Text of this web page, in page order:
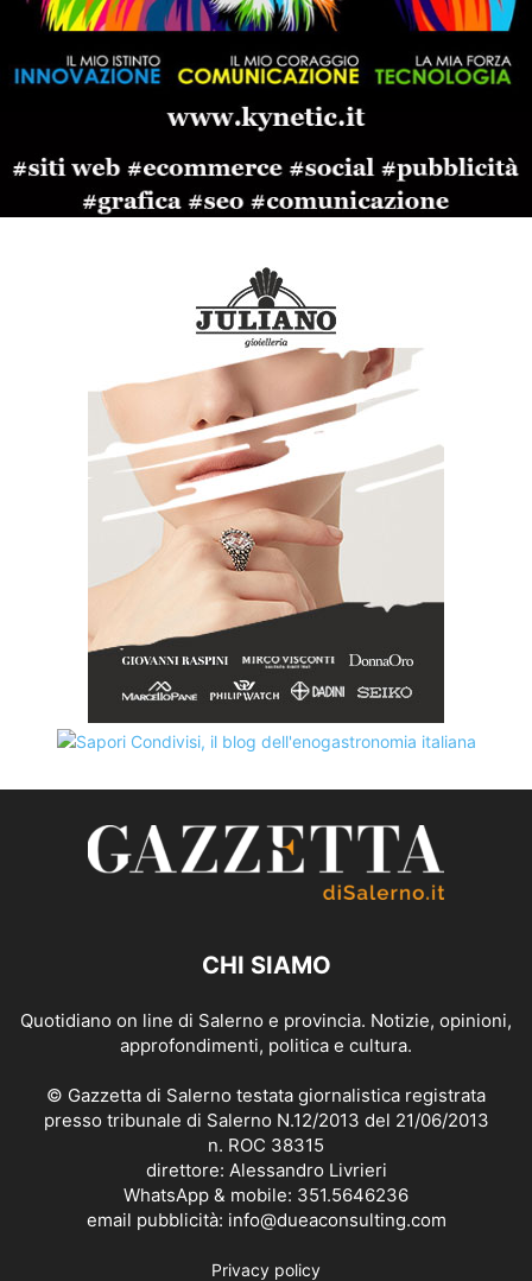
CHI SIAMO
Quotidiano on line di Salerno e provincia. Notizie, opinioni,
approfondimenti, politica e cultura.
© Gazzetta di Salerno testata giornalistica registrata
presso tribunale di Salerno N.12/2013 del 21/06/2013
n. ROC 38315
direttore: Alessandro Livrieri
WhatsApp & mobile: 351.5646236
email pubblicità: info@dueaconsulting.com
Privacy policy